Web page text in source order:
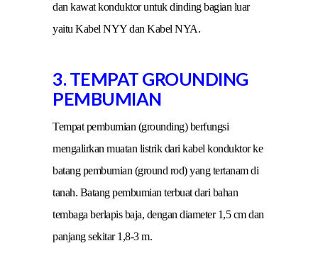
dan kawat konduktor untuk dinding bagian luar
yaitu Kabel NYY dan Kabel NYA.
3. TEMPAT GROUNDING
PEMBUMIAN
Tempat pembumian (grounding) berfungsi
mengalirkan muatan listrik dari kabel konduktor ke
batang pembumian (ground rod) yang tertanam di
tanah. Batang pembumian terbuat dari bahan
tembaga berlapis baja, dengan diameter 1,5 cm dan
panjang sekitar 1,8-3 m.